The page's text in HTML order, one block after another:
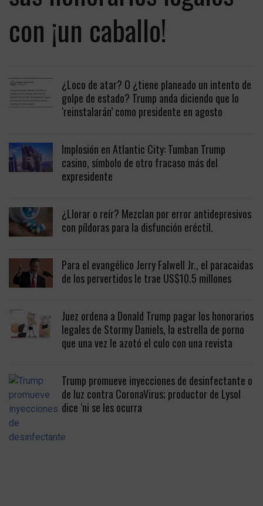
con ¡un caballo!
¿Loco de atar? O ¿tiene planeado un intento de
golpe de estado? Trump anda diciendo que lo
‘reinstalarán’ como presidente en agosto
Implosión en Atlantic City: Tumban Trump
casino, símbolo de otro fracaso más del
expresidente
¿Llorar o reír? Mezclan por error antidepresivos
con píldoras para la disfunción eréctil.
Para el evangélico Jerry Falwell Jr., el paracaidas
de los pervertidos le trae US$10.5 millones
Juez ordena a Donald Trump pagar los honorarios
legales de Stormy Daniels, la estrella de porno
que una vez le azotó el culo con una revista
Trump promueve inyecciones de desinfectante o
de luz contra CoronaVirus; productor de Lysol
dice ‘ni se les ocurra